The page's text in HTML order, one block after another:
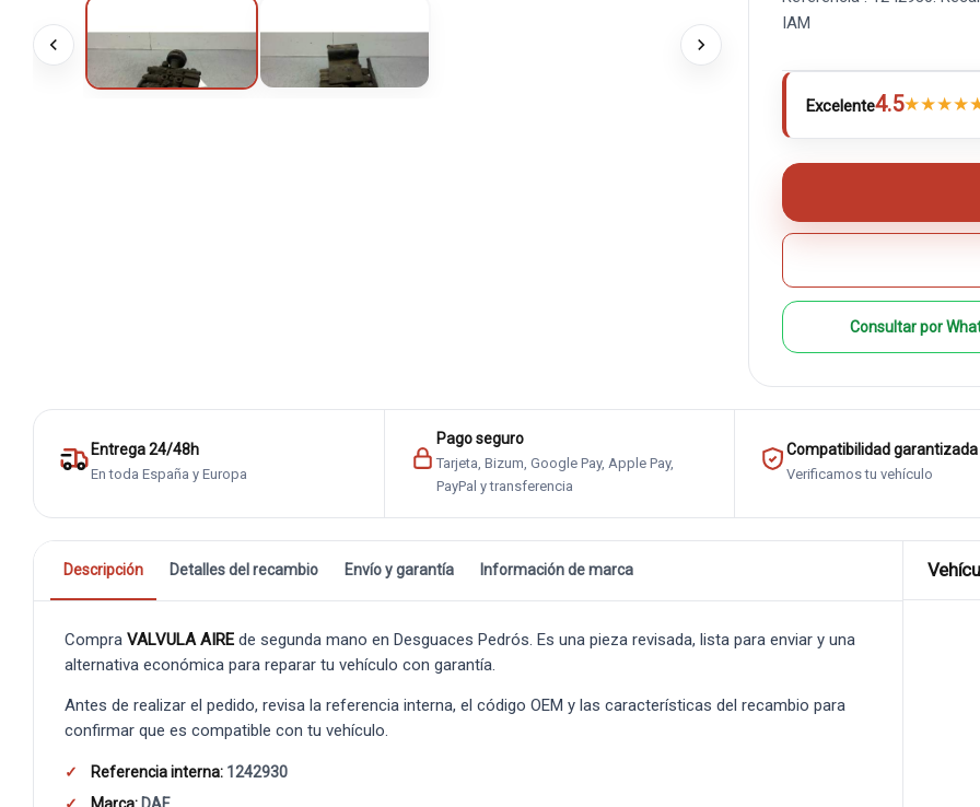
IAM
Excelente4.5★★★★
Consultar por
Entrega 24/48h
En toda España y Europa
Pago seguro
Tarjeta, Bizum, Google Pay, Apple Pay,
PayPal y transferencia
Compatibilidad garantizada
Verificamos tu vehículo
Descripción Detalles del recambio Envío y garantía Información de marca
Compra VALVULA AIRE de segunda mano en Desguaces Pedrós. Es una pieza revisada, lista para enviar y una
alternativa económica para reparar tu vehículo con garantía.
Antes de realizar el pedido, revisa la referencia interna, el código OEM y las características del recambio para
confirmar que es compatible con tu vehículo.
Referencia interna: 1242930
Marca: DAF